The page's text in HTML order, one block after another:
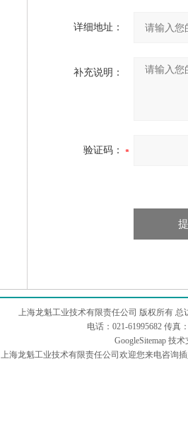
详细地址：
补充说明：
验证码：
上海龙魁工业技术有限责任公司 版权所有 总
电话：021-61995682 传真
GoogleSitemap技术
上海龙魁工业技术有限责任公司欢迎您来电咨询